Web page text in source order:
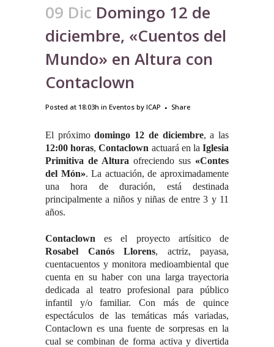
09 Dic Domingo 12 de
diciembre, «Cuentos del
Mundo» en Altura con
Contaclown
Posted at 18:03h in Eventos by ICAP Share
El próximodomingo 12 de diciembre, a las
12:00 horas,Contaclown actuará en laIglesia
Primitiva de Altura ofreciendo sus «Contes
del Món». La actuación, de aproximadamente
una hora de duración, está destinada
principalmente a niños y niñas de entre 3 y 11
años.
Contaclownes el proyecto artísitico de
Rosabel Canós
Llorens, actriz, payasa,
cuentacuentos y monitora medioambiental que
cuenta en su haber con una larga trayectoria
dedicada al teatro profesional para público
infantil y/o familiar. Con más de quince
espectáculos de las temáticas más variadas,
Contaclown es una fuente de sorpresas en la
cual se combinan de forma activa y divertida